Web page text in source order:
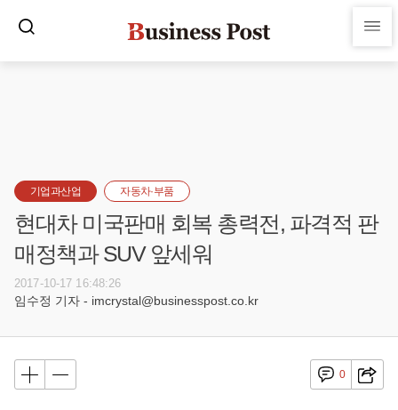
기업과산업 자동차·부품
현대차 미국판매 회복 총력전, 파격적 판
매정책과 SUV 앞세워
2017-10-17 16:48:26
임수정 기자 - imcrystal@businesspost.co.kr
0